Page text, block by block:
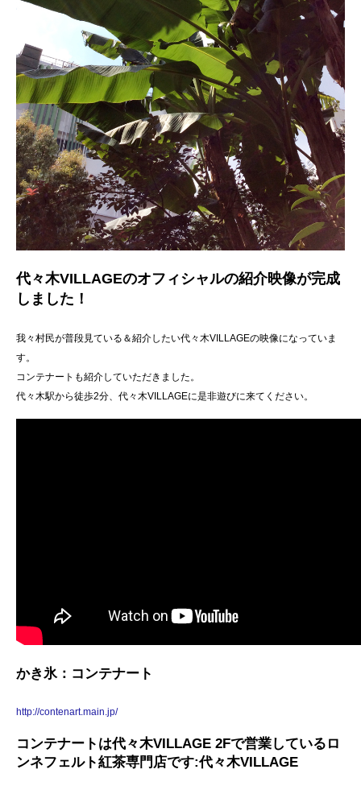
代々木VILLAGEのオフィシャルの紹介映像が完成
しました！
我々村民が普段見ている＆紹介したい代々木VILLAGEの映像になっていま
す。
コンテナートも紹介していただきました。
代々木駅から徒歩2分、代々木VILLAGEに是非遊びに来てください。
かき氷：コンテナート
http://contenart.main.jp/
コンテナートは代々木VILLAGE 2Fで営業しているロ
ンネフェルト紅茶専門店です:代々木VILLAGE